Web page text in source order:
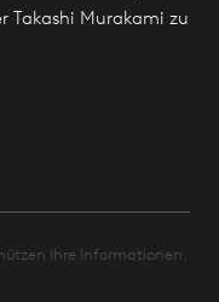
Takashi Murakami zu
Ihre Informationen.